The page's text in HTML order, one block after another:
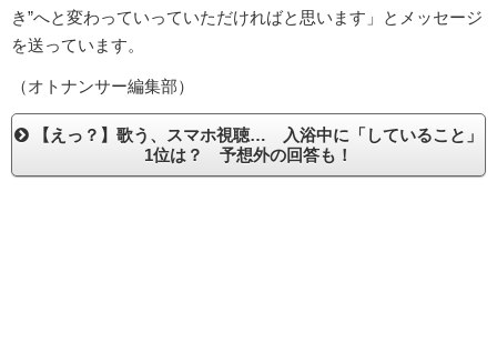
き”へと変わっていっていただければと思います」とメッセージ
を送っています。
（オトナンサー編集部）
【えっ？】歌う、スマホ視聴… 入浴中に「していること」
1位は？ 予想外の回答も！